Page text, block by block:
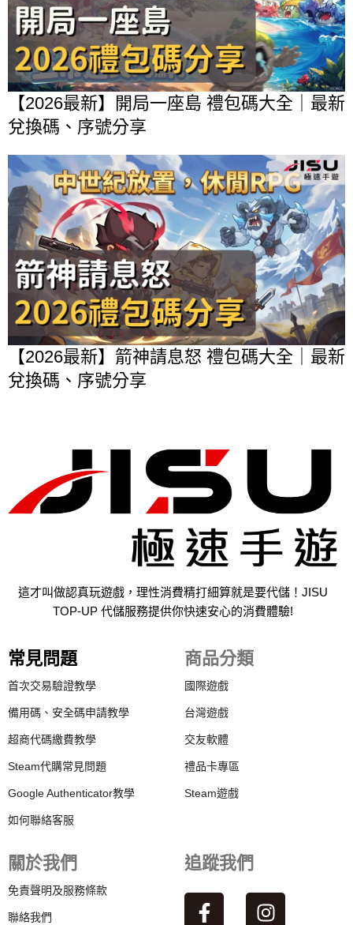
【2026最新】開局一座島 禮包碼大全｜最新
兌換碼、序號分享
【2026最新】箭神請息怒 禮包碼大全｜最新
兌換碼、序號分享
這才叫做認真玩遊戲，理性消費精打細算就是要代儲！JISU
TOP-UP 代儲服務提供你快速安心的消費體驗!
常見問題
首次交易驗證教學
備用碼、安全碼申請教學
超商代碼繳費教學
Steam代購常見問題
Google Authenticator教學
如何聯絡客服
商品分類
國際遊戲
台灣遊戲
交友軟體
禮品卡專區
Steam遊戲
關於我們
免責聲明及服務條款
聯絡我們
追蹤我們